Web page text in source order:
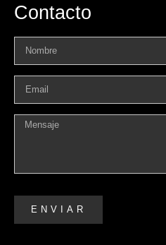
Contacto
ENVIAR